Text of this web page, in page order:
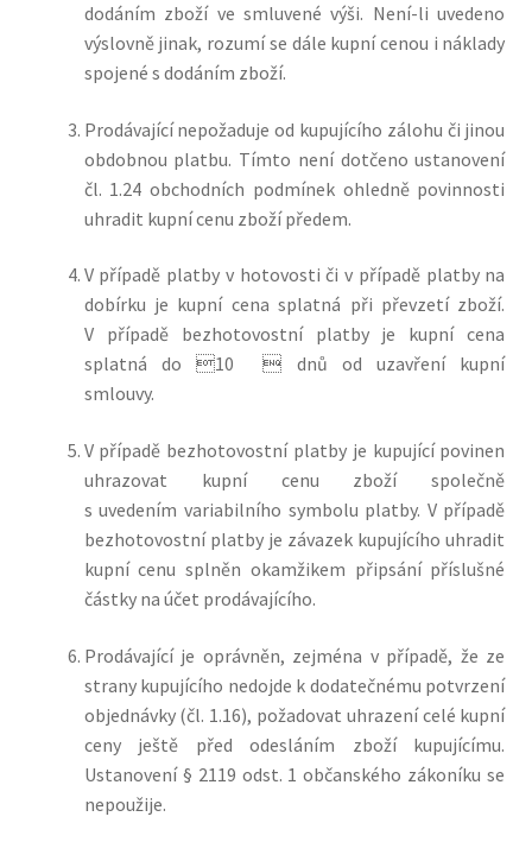
dodáním zboží ve smluvené výši. Není-li uvedeno
výslovně jinak, rozumí se dále kupní cenou i náklady
spojené s dodáním zboží.
Prodávající nepožaduje od kupujícího zálohu či jinou
obdobnou platbu. Tímto není dotčeno ustanovení
čl. 1.24 obchodních podmínek ohledně povinnosti
uhradit kupní cenu zboží předem.
V případě platby v hotovosti či v případě platby na
dobírku je kupní cena splatná při převzetí zboží.
V případě bezhotovostní platby je kupní cena
splatná do 10  dnů od uzavření kupní
smlouvy.
V případě bezhotovostní platby je kupující povinen
uhrazovat kupní cenu zboží společně
s uvedením variabilního symbolu platby. V případě
bezhotovostní platby je závazek kupujícího uhradit
kupní cenu splněn okamžikem připsání příslušné
částky na účet prodávajícího.
Prodávající je oprávněn, zejména v případě, že ze
strany kupujícího nedojde k dodatečnému potvrzení
objednávky (čl. 1.16), požadovat uhrazení celé kupní
ceny ještě před odesláním zboží kupujícímu.
Ustanovení § 2119 odst. 1 občanského zákoníku se
nepoužije.